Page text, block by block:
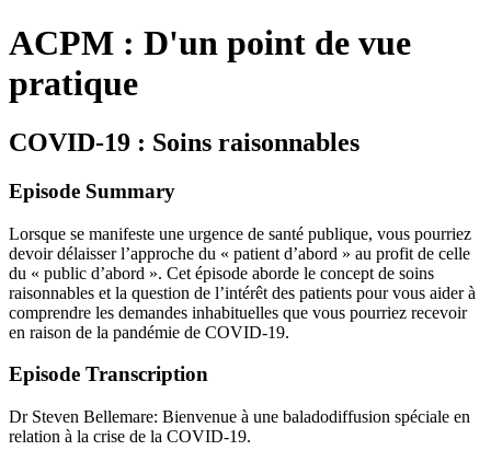
ACPM : D'un point de vue
pratique
COVID-19 : Soins raisonnables
Episode Summary
Lorsque se manifeste une urgence de santé publique, vous pourriez
devoir délaisser l’approche du « patient d’abord » au profit de celle
du « public d’abord ». Cet épisode aborde le concept de soins
raisonnables et la question de l’intérêt des patients pour vous aider à
comprendre les demandes inhabituelles que vous pourriez recevoir
en raison de la pandémie de COVID-19.
Episode Transcription
Dr Steven Bellemare: Bienvenue à une baladodiffusion spéciale en
relation à la crise de la COVID-19.